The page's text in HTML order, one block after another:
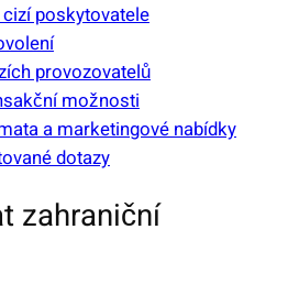
poskytovatele
provozovatelů
možnosti
a marketingové nabídky
dotazy
zahraniční